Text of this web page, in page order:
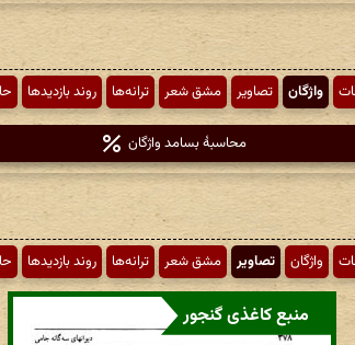
واژگان تصاویر مشق شعر ترانه‌ها روند بازدیدها
محاسبهٔ بسامد واژگان
واژگان تصاویر مشق شعر ترانه‌ها روند بازدیدها
منبع کاغذی گنجور